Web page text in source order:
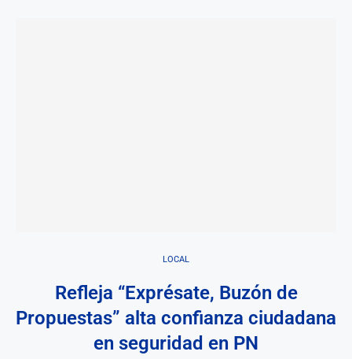
LOCAL
Refleja “Exprésate, Buzón de
Propuestas” alta confianza ciudadana
en seguridad en PN